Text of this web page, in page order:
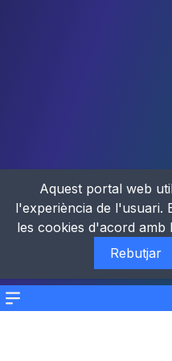
Menu
Aquest portal web
l'experiència de l'usuari.
les cookies d'acord amb
Rebutjar